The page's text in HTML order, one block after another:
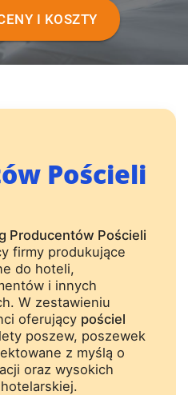
I KOSZTY
Pościeli
Producentów Pościeli
firmy produkujące
do hoteli,
i innych
W zestawieniu
oferujący pościel
poszew, poszewek
z myślą o
oraz wysokich